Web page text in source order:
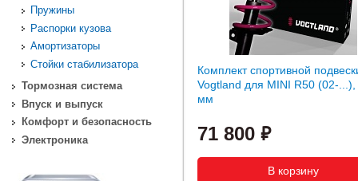
Комплект спортивной
Vogtland для MINI R50 (02-
мм
71 800
Пружины
Распорки кузова
Амортизаторы
Стойки стабилизатора
Тормозная система
Впуск и выпуск
Комфорт и безопасность
Электроника